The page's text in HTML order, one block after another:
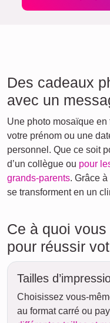
Des cadeaux
avec un
Une photo mosaïque
votre prénom ou une
personnel. Que ce soit
d’un collègue ou pour
grands-parents. Grâce
se transforment en un
Ce à quoi
pour réussir
Tailles
Choisissez vous-
au format carré ou